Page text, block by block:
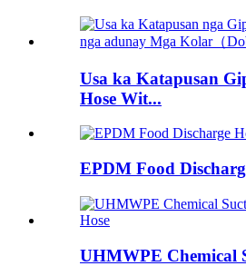
Usa ka Katapusan
Hose Wit...
EPDM Food
UHMWPE Chemical